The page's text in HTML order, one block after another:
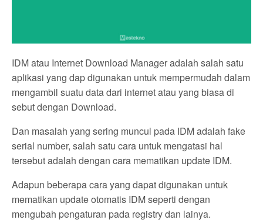
IDM atau Internet Download Manager adalah salah satu
aplikasi yang dap digunakan untuk mempermudah dalam
mengambil suatu data dari internet atau yang biasa di
sebut dengan Download.
Dan masalah yang sering muncul pada IDM adalah fake
serial number, salah satu cara untuk mengatasi hal
tersebut adalah dengan cara mematikan update IDM.
Adapun beberapa cara yang dapat digunakan untuk
mematikan update otomatis IDM seperti dengan
mengubah pengaturan pada registry dan lainya.